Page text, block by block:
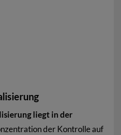
liegt in der
der Kontrolle auf